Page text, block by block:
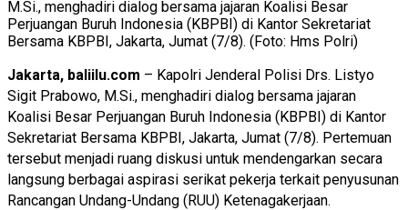
M.Si., menghadiri dialog bersama jajaran Koalisi Besar
Perjuangan Buruh Indonesia (KBPBI) di Kantor Sekretariat
Bersama KBPBI, Jakarta, Jumat (7/8). (Foto: Hms Polri)
Jakarta, baliilu.com – Kapolri Jenderal Polisi Drs. Listyo
Sigit Prabowo, M.Si., menghadiri dialog bersama jajaran
Koalisi Besar Perjuangan Buruh Indonesia (KBPBI) di Kantor
Sekretariat Bersama KBPBI, Jakarta, Jumat (7/8). Pertemuan
tersebut menjadi ruang diskusi untuk mendengarkan secara
langsung berbagai aspirasi serikat pekerja terkait penyusunan
Rancangan Undang-Undang (RUU) Ketenagakerjaan.